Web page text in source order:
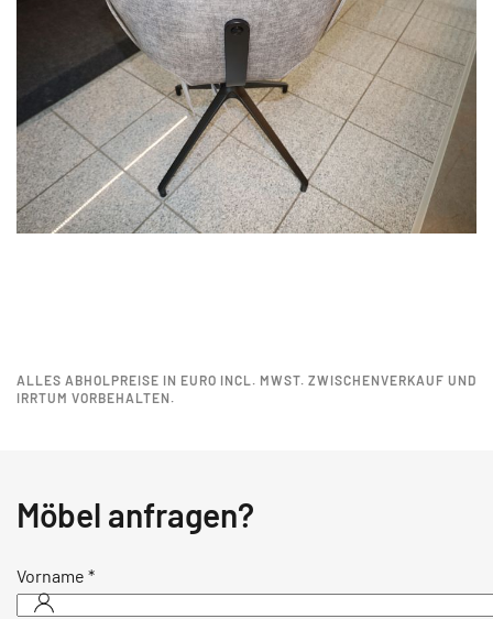
ALLES ABHOLPREISE IN EURO INCL. MWST. ZWISCHENVERKAUF UND
IRRTUM VORBEHALTEN.
Möbel anfragen?
Vorname *